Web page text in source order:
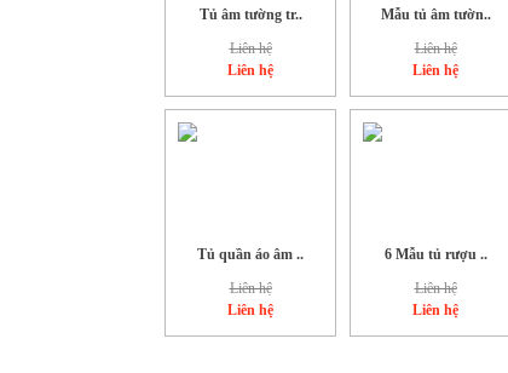
Tủ âm tường tr..
Liên hệ
Liên hệ
Tủ quần áo âm ..
Liên hệ
Liên hệ
Mẫu tủ âm tườn..
Liên hệ
Liên hệ
6 Mẫu tủ rượu ..
Liên hệ
Liên hệ